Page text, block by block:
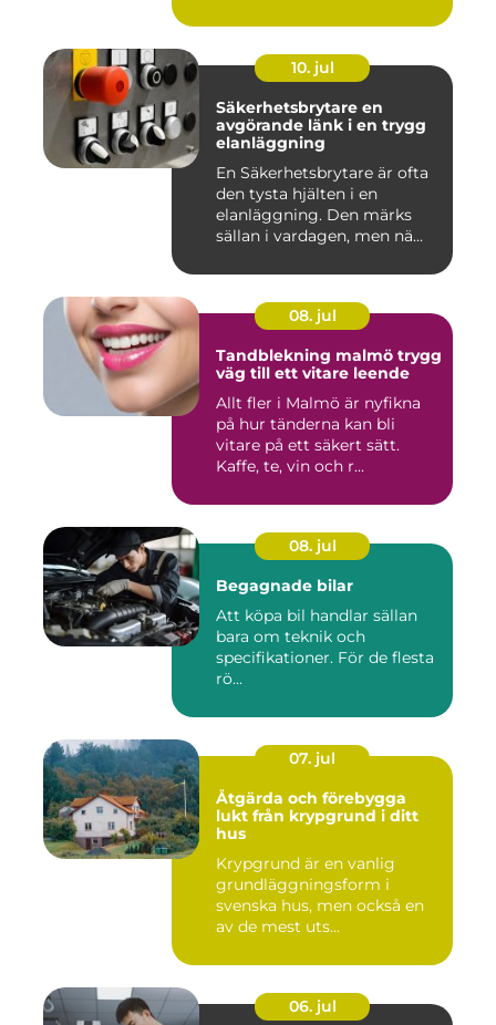
10. jul
Säkerhetsbrytare en
avgörande länk i en trygg
elanläggning
En Säkerhetsbrytare är ofta
den tysta hjälten i en
elanläggning. Den märks
sällan i vardagen, men nä...
08. jul
Tandblekning malmö trygg
väg till ett vitare leende
Allt fler i Malmö är nyfikna
på hur tänderna kan bli
vitare på ett säkert sätt.
Kaffe, te, vin och r...
08. jul
Begagnade bilar
Att köpa bil handlar sällan
bara om teknik och
specifikationer. För de flesta
rö...
07. jul
Åtgärda och förebygga
lukt från krypgrund i ditt
hus
Krypgrund är en vanlig
grundläggningsform i
svenska hus, men också en
av de mest uts...
06. jul